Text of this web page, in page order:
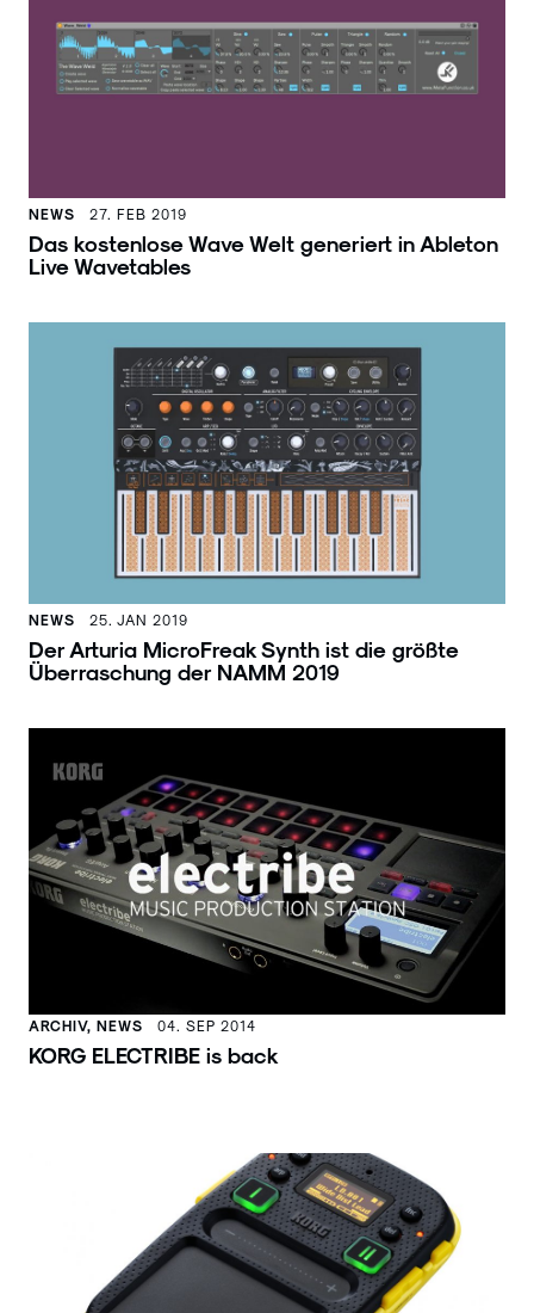
NEWS 27. FEB 2019
Das kostenlose Wave Welt generiert in Ableton
Live Wavetables
NEWS 25. JAN 2019
Der Arturia MicroFreak Synth ist die größte
Überraschung der NAMM 2019
ARCHIV, NEWS 04. SEP 2014
KORG ELECTRIBE is back